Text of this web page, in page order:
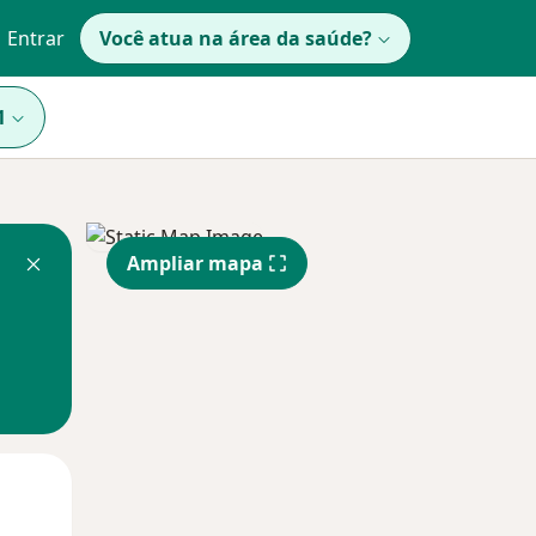
Entrar Você atua na área da saúde?
Ampliar mapa